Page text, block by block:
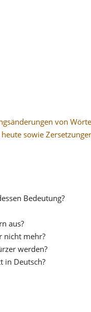
von
sowie
Bedeutung?
aus?
nicht mehr?
werden?
in Deutsch?